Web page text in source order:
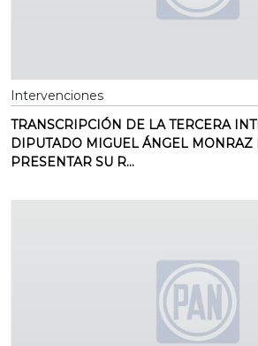
Intervenciones
TRANSCRIPCIÓN DE LA TERCERA
DIPUTADO MIGUEL ÁNGEL MONRAZ
PRESENTAR SU R...